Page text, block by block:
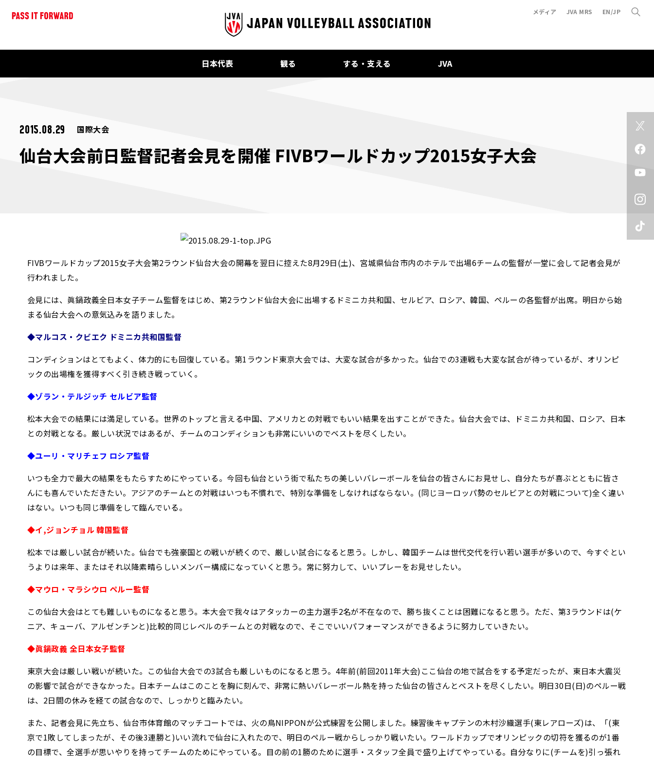
メディア JVA MRS EN/JP
日本代表 観る する・支える JVA
2015.08.29 国際大会
仙台大会前日監督記者会見を開催 FIVBワールドカップ2015女子大会
FIVBワールドカップ2015女子大会第2ラウンド仙台大会の開幕を翌日に控えた8月29日(土)、宮城県仙台市内のホテルで出場6チームの監督が一堂に会して記者会見が
行われました。
会見には、眞鍋政義全日本女子チーム監督をはじめ、第2ラウンド仙台大会に出場するドミニカ共和国、セルビア、ロシア、韓国、ペルーの各監督が出席。明日から始
まる仙台大会への意気込みを語りました。
◆マルコス・クビエク ドミニカ共和国監督
コンディションはとてもよく、体力的にも回復している。第1ラウンド東京大会では、大変な試合が多かった。仙台での3連戦も大変な試合が待っているが、オリンピ
ックの出場権を獲得すべく引き続き戦っていく。
◆ゾラン・テルジッチ セルビア監督
松本大会での結果には満足している。世界のトップと言える中国、アメリカとの対戦でもいい結果を出すことができた。仙台大会では、ドミニカ共和国、ロシア、日本
との対戦となる。厳しい状況ではあるが、チームのコンディションも非常にいいのでベストを尽くしたい。
◆ユーリ・マリチェフ ロシア監督
いつも全力で最大の結果をもたらすためにやっている。今回も仙台という街で私たちの美しいバレーボールを仙台の皆さんにお見せし、自分たちが喜ぶとともに皆さ
んにも喜んでいただきたい。アジアのチームとの対戦はいつも不慣れで、特別な準備をしなければならない。(同じヨーロッパ勢のセルビアとの対戦について)全く違い
はない。いつも同じ準備をして臨んでいる。
◆イ,ジョンチョル 韓国監督
松本では厳しい試合が続いた。仙台でも強豪国との戦いが続くので、厳しい試合になると思う。しかし、韓国チームは世代交代を行い若い選手が多いので、今すぐとい
うよりは来年、またはそれ以降素晴らしいメンバー構成になっていくと思う。常に努力して、いいプレーをお見せしたい。
◆マウロ・マラシウロ ペルー監督
この仙台大会はとても難しいものになると思う。本大会で我々はアタッカーの主力選手2名が不在なので、勝ち抜くことは困難になると思う。ただ、第3ラウンドは(ケ
ニア、キューバ、アルゼンチンと)比較的同じレベルのチームとの対戦なので、そこでいいパフォーマンスができるように努力していきたい。
◆眞鍋政義 全日本女子監督
東京大会は厳しい戦いが続いた。この仙台大会での3試合も厳しいものになると思う。4年前(前回2011年大会)ここ仙台の地で試合をする予定だったが、東日本大震災
の影響で試合ができなかった。日本チームはこのことを胸に刻んで、非常に熱いバレーボール熱を持った仙台の皆さんとベストを尽くしたい。明日30日(日)のペルー戦
は、2日間の休みを経ての試合なので、しっかりと臨みたい。
また、記者会見に先立ち、仙台市体育館のマッチコートでは、火の鳥NIPPONが公式練習を公開しました。練習後キャプテンの木村沙織選手(東レアローズ)は、「(東
京で1敗してしまったが、その後3連勝と)いい流れで仙台に入れたので、明日のペルー戦からしっかり戦いたい。ワールドカップでオリンピックの切符を獲るのが1番
の目標で、全選手が思いやりを持ってチームのためにやっている。目の前の1勝のために選手・スタッフ全員で盛り上げてやっている。自分なりに(チームを)引っ張れ